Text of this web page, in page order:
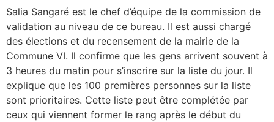
Salia Sangaré est le chef d’équipe de la commission de
validation au niveau de ce bureau. Il est aussi chargé
des élections et du recensement de la mairie de la
Commune VI. Il confirme que les gens arrivent souvent à
3 heures du matin pour s’inscrire sur la liste du jour. Il
explique que les 100 premières personnes sur la liste
sont prioritaires. Cette liste peut être complétée par
ceux qui viennent former le rang après le début du